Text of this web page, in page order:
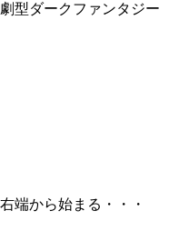
型ダークファンタジー
端から始まる・・・